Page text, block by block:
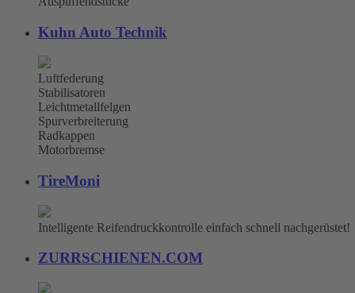
Kuhn Auto Technik
Luftfederung
Stabilisatoren
Leichtmetallfelgen
Spurverbreiterung
Radkappen
Motorbremse
TireMoni
Intelligente Reifendruckkontrolle einfach schnell nachgerüstet!
ZURRSCHIENEN.COM